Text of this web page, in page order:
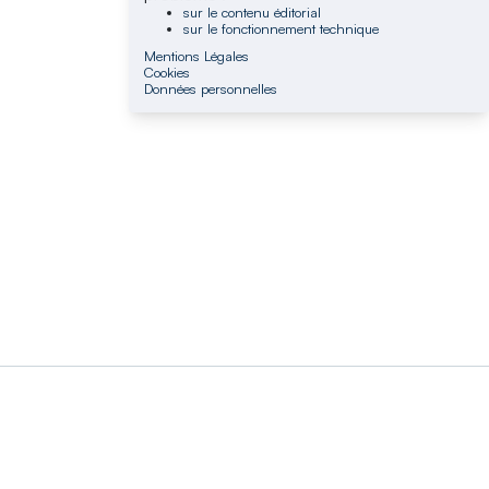
sur le contenu éditorial
sur le fonctionnement technique
Mentions Légales
Cookies
Données personnelles